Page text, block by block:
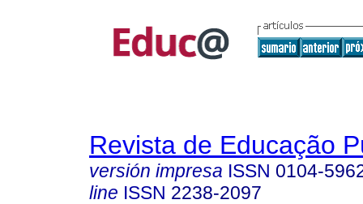
Revista de Educação
versión impresa ISSN 0104-
line ISSN 2238-2097